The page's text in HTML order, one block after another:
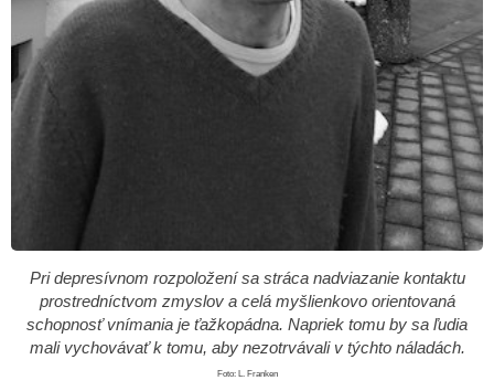
Pri depresívnom rozpoložení sa stráca nadviazanie kontaktu
prostredníctvom zmyslov a celá myšlienkovo ​​orientovaná
schopnosť vnímania je ťažkopádna. Napriek tomu by sa ľudia
mali vychovávať k tomu, aby nezotrvávali v týchto náladách.
Foto: L. Franken